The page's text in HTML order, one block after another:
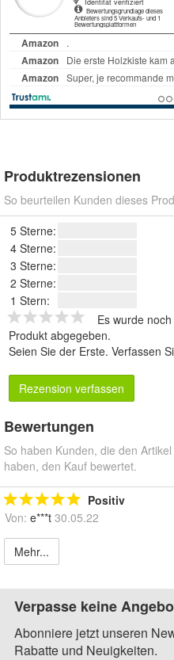
Produktrezensionen
So beurteilen Kunden dieses
5 Sterne:
4 Sterne:
3 Sterne:
2 Sterne:
1 Stern:
Es wurde
Produkt abgegeben.
Seien Sie der Erste. Verfassen
Rezension verfassen
Bewertungen
So haben Kunden, die den
haben, den Kauf bewertet.
Positiv
Von: e***t 30.05.22
Mehr...
Verpasse keine
Abonniere jetzt unseren
Rabatte und Neuigkeiten.